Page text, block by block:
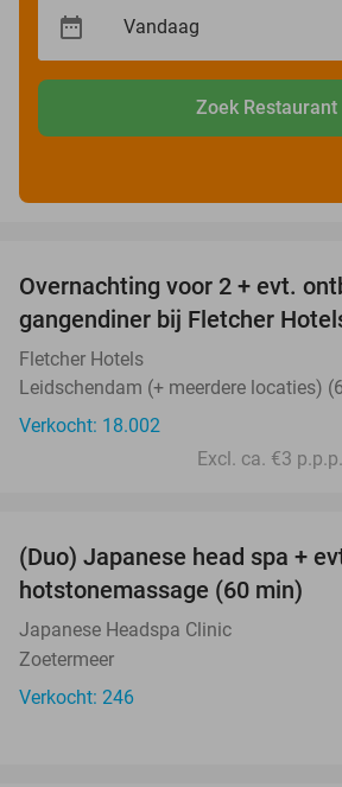
Zoek Restaurant
Overnachting voor 2 + evt.
gangendiner bij Fletcher
Fletcher Hotels
Leidschendam (+ meerdere locaties)
Verkocht: 18.002
Excl. ca. €3
(Duo) Japanese head spa +
hotstonemassage (60 min)
Japanese Headspa Clinic
Zoetermeer
Verkocht: 246